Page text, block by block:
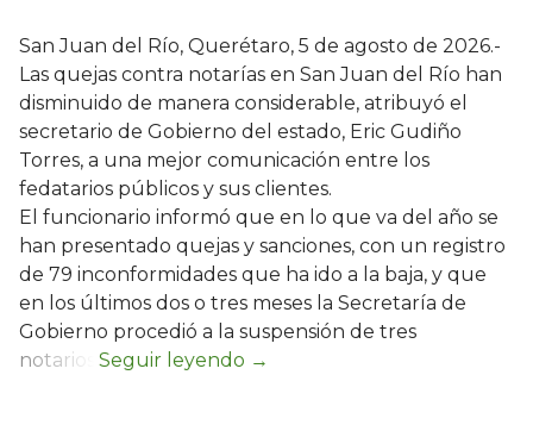
San Juan del Río, Querétaro, 5 de agosto de 2026.-
Las quejas contra notarías en San Juan del Río han
disminuido de manera considerable, atribuyó el
secretario de Gobierno del estado, Eric Gudiño
Torres, a una mejor comunicación entre los
fedatarios públicos y sus clientes.
El funcionario informó que en lo que va del año se
han presentado quejas y sanciones, con un registro
de 79 inconformidades que ha ido a la baja, y que
en los últimos dos o tres meses la Secretaría de
Gobierno procedió a la suspensión de tres
notarios.